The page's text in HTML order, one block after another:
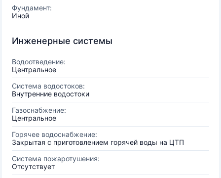
Фундамент:
Иной
Инженерные системы
Водоотведение:
Центральное
Система водостоков:
Внутренние водостоки
Газоснабжение:
Центральное
Горячее водоснабжение:
Закрытая с приготовлением горячей воды на ЦТП
Система пожаротушения:
Отсутствует